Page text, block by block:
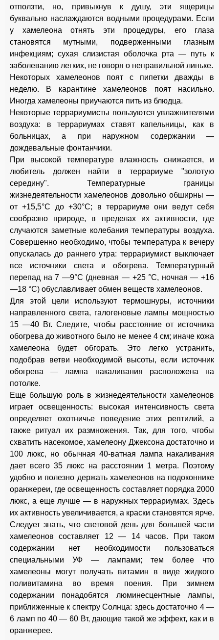
отползти, но, привыкнув к душу, эти ящерицы
буквально наслаждаются водными процедурами. Если
у хамелеона отнять эти процедуры, его глаза
становятся мутными, подверженными глазным
инфекциям; сухая слизистая оболочка рта — путь к
заболеванию легких, не говоря о неправильной линьке.
Некоторых хамелеонов поят с пипетки дважды в
неделю. В карантине хамелеонов поят насильно.
Иногда хамелеоны приучаются пить из блюдца.
Некоторые террариумисты пользуются увлажнителями
воздуха: в террариумах ставят капельницы, как в
больницах, а при наружном содержании —
дождевальные фонтанчики.
При высокой температуре влажность снижается, и
любитель должен найти в террариуме "золотую
середину". Температурные границы
жизнедеятельности хамелеонов довольно обширны —
от +15,5°С до +30°С; в террариуме они ведут себя
сообразно природе, в пределах их активности, где
случаются заметные колебания температуры воздуха.
Совершенно необходимо, чтобы температура к вечеру
опускалась до раннего утра: террариумист выключает
все источники света и обогрева. Температурный
перепад на 7 —9°С (дневная — +25 °С, ночная — +16
—18 °С) обуславливает обмен веществ хамелеонов.
Для этой цели используют термошнуры, источники
направленного света, галогеновые лампы мощностью
15 —40 Вт. Следите, чтобы расстояние от источника
обогрева до животного было не менее 4 см; иначе кожа
хамелеона будет обгорать. Это легко устранить,
подобрав ветви необходимой высоты, если источник
обогрева — лампа накаливания расположена на
потолке.
Еще большую роль в жизнедеятельности хамелеонов
играет освещенность: высокая интенсивность света
определяет охотничье поведение этих рептилий, а
также ритуал их размножения. Так, для того, чтобы
схватить насекомое, хамелеону Джексона достаточно и
100 люкс, но обычная 40-ватная лампа накаливания
дает всего 35 люкс на расстоянии 1 метра. Поэтому
удобно и полезно держать хамелеонов на подоконнике
оранжереи, где освещенность составляет порядка 2000
люкс, а еще лучше — в наружных террариумах. Здесь
их активность увеличивается, а краски становятся ярче.
Следует знать, что световой день для большей части
хамелеонов составляет 12 — 14 часов. При таком
содержании нет необходимости пользоваться
специальными УФ — лампами; тем более что
хамелеоны могут получать витамин в виде жидкого
поливитамина во время поения. При зимнем
содержании понадобятся люминесцентные лампы,
приближенные к спектру Солнца: здесь достаточно 4 —
6 ламп по 40 — 60 Вт, дающие такой же эффект, как и в
оранжерее.